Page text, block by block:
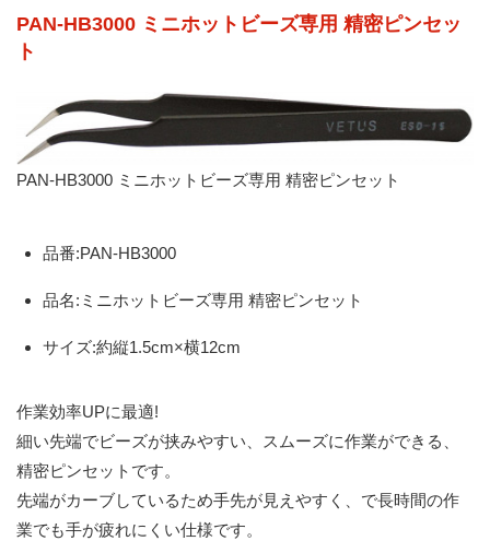
PAN-HB3000 ミニホットビーズ専用 精密ピンセッ
ト
PAN-HB3000 ミニホットビーズ専用 精密ピンセット
品番:PAN-HB3000
品名:ミニホットビーズ専用 精密ピンセット
サイズ:約縦1.5cm×横12cm
作業効率UPに最適!
細い先端でビーズが挟みやすい、スムーズに作業ができる、
精密ピンセットです。
先端がカーブしているため手先が見えやすく、で長時間の作
業でも手が疲れにくい仕様です。